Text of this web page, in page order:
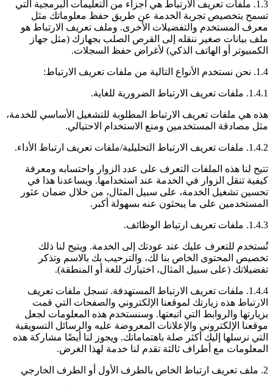
1.3. ملفات تعريف الارتباط هي أجزاء من التعليمات البرمجية التي
تسمح بتخصيص تجربة الخدمة عن طريق حفظ معلوماتك مثل
معرف المستخدم والتفضيلات الأخرى. وملف تعريف الارتباط هو
ملف بيانات صغير ننقله إلى القرص الصلب بجهازك (مثل جهاز
الكمبيوتر أو الهاتف الذكي) لأغراض حفظ السجلات.
1.4. نحن نستخدم الأنواع التالية من ملفات تعريف الارتباط:
1.4.1. ملفات تعريف الارتباط الضرورية للغاية.
هذه هي ملفات تعريف الارتباط المطلوبة للتشغيل الأساسي للخدمة،
مثل مصادقة المستخدمين ومنع الاستخدام الاحتيالي.
1.4.2. ملفات تعريف الارتباط التحليلية/ملفات تعريف ارتباط الأداء.
تتيح لنا هذه الملفات التعرف على عدد الزوار واحتسابه ومعرفة
كيفية تنقل الزوار في الخدمة عند استخدامها. ويساعدنا هذا في
تحسين تشغيل الخدمة، على سبيل المثال، من خلال ضمان عثور
المستخدمين على ما يبحثون عنه بسهولة أكبر.
1.4.3. ملفات تعريف ارتباط الوظائف.
تُستخدم للتعرف عليك عند عودتك إلى الخدمة. ويتيح لنا ذلك
تخصيص المحتوى الخاص بنا لك، والترحيب بك بالاسم وتذكر
تفضيلاتك (على سبيل المثال، اختيارك للغة أو المنطقة).
1.4.4. ملفات تعريف الارتباط المستهدفة. تسجل ملفات تعريف
الارتباط هذه زيارتك لموقعنا الإلكتروني والصفحات التي قمت
بزيارتها والروابط التي اتبعتها. وسنستخدم هذه المعلومات لجعل
موقعنا الإلكتروني والإعلانات المعروضة عليه والرسائل التسويقية
التي نرسلها إليك أكثر صلة باهتماماتك. ويجوز لنا أيضًا مشاركة هذه
المعلومات مع أطراف ثالثة تقدم لنا خدمة لهذا الغرض.
2. ملف تعريف ارتباط الخاص بالطرف الأول أو الطرف الخارجي